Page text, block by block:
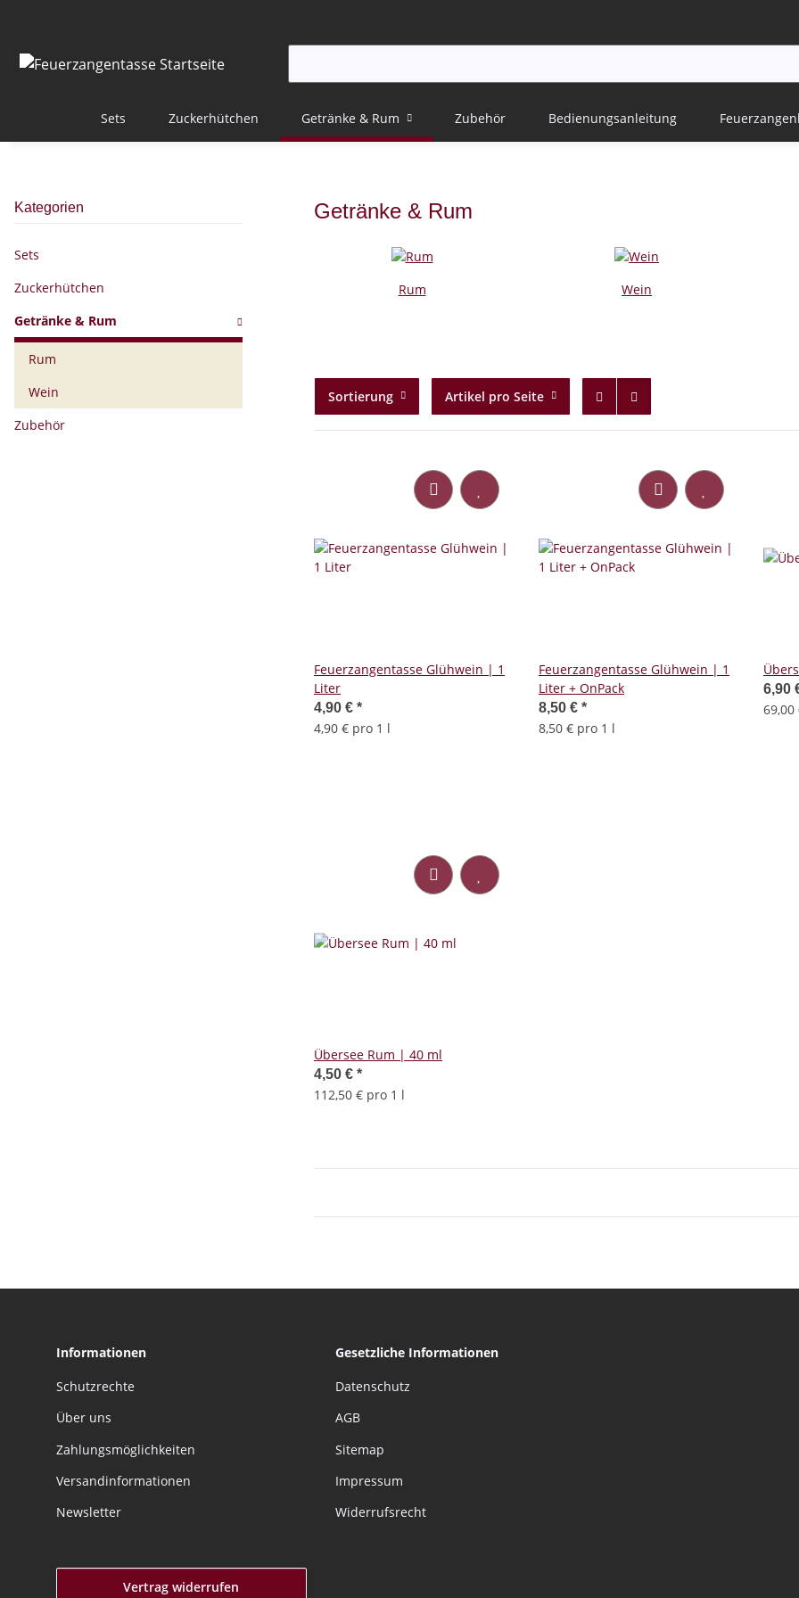
Sets Zuckerhütchen Getränke & Rum Zubehör Bedienungsanleitung
Getränke & Rum
Rum Wein
Sortierung Artikel pro Seite
Feuerzangentasse Glühwein | 1
Liter
4,90 € *
4,90 € pro 1 l
Feuerzangentasse Glühwein | 1
Liter + OnPack
8,50 € *
8,50 € pro 1 l
6,90
Übersee Rum | 40 ml
4,50 € *
112,50 € pro 1 l
Kategorien
Sets
Zuckerhütchen
Getränke & Rum
Rum
Wein
Zubehör
Informationen
Schutzrechte
Über uns
Zahlungsmöglichkeiten
Versandinformationen
Newsletter
Gesetzliche Informationen
Datenschutz
AGB
Sitemap
Impressum
Widerrufsrecht
Vertrag widerrufen